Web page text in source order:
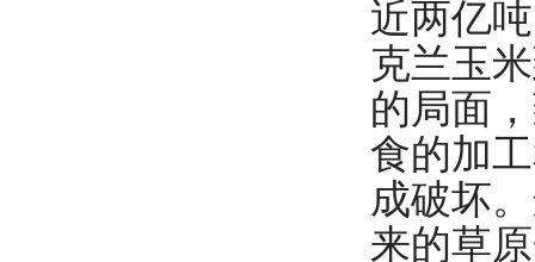
近两亿
克兰玉
的局面
食的加
成破坏
来的草